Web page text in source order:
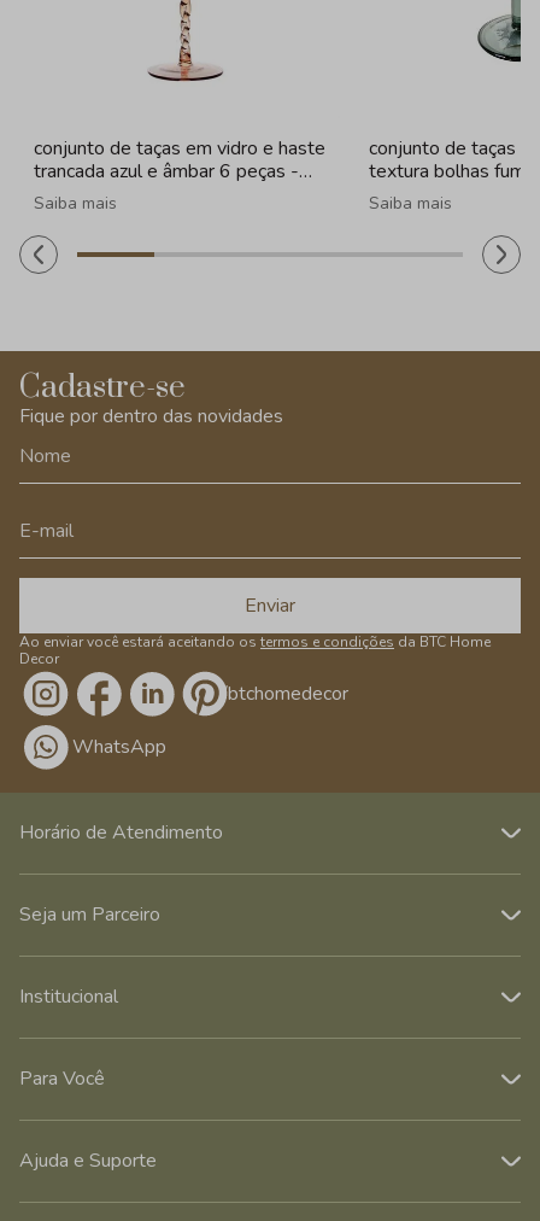
conjunto de taças em vidro e haste
trancada azul e âmbar 6 peças -
320ml
Saiba mais
conjunto de taças
textura bolhas
260ml
Saiba mais
Cadastre-se
Fique por dentro das novidades
Enviar
Ao enviar você estará aceitando os termos e condições da BTC Home
Decor
/btchomedecor
WhatsApp
Horário de Atendimento
Seja um Parceiro
Institucional
Para Você
Ajuda e Suporte